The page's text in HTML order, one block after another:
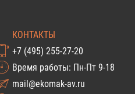
КОНТАКТЫ
+7 (495) 255-27-20
Время работы: Пн-Пт 9-18
mail@ekomak-av.ru